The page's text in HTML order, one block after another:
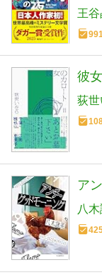
作
1)
王谷
彼
荻世
ア
八